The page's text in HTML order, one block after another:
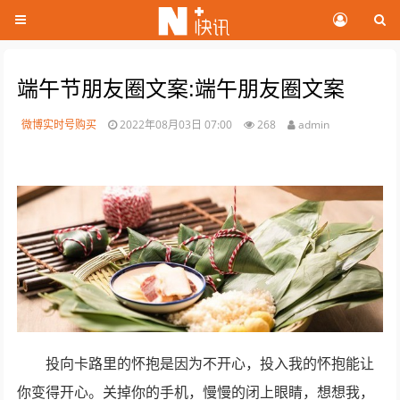
端午节朋友圈文案:端午朋友圈文案
微博实时号购买 2022年08月03日 07:00 268 admin
投向卡路里的怀抱是因为不开心，投入我的怀抱能让
你变得开心。关掉你的手机，慢慢的闭上眼睛，想想我，